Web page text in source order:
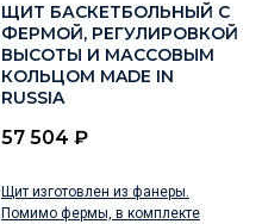
ЩИТ БАСКЕТБОЛЬНЫЙ С
ФЕРМОЙ, РЕГУЛИРОВКОЙ
ВЫСОТЫ И МАССОВЫМ
КОЛЬЦОМ MADE IN
RUSSIA
57 504 ₽
Щит изготовлен из фанеры.
Помимо фермы, в комплекте